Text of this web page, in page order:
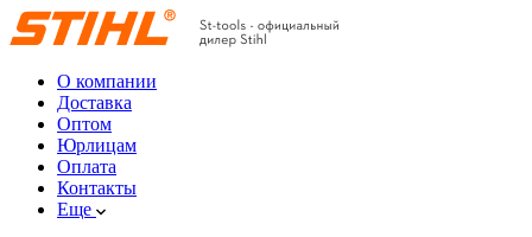
О компании
Доставка
Оптом
Юрлицам
Оплата
Контакты
Еще